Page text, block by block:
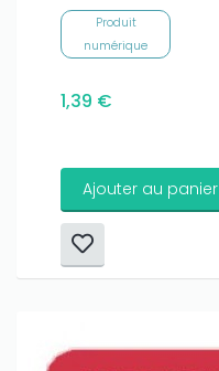
Produit
numérique
1,39 €
Ajouter au panier